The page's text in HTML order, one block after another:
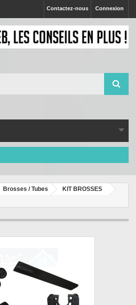
Connexion
Contactez-nous
Brosses / Tubes
KIT BROSSES